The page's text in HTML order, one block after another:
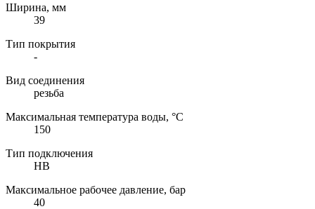
Ширина, мм
39
Тип покрытия
-
Вид соединения
резьба
Максимальная температура воды, °C
150
Тип подключения
НВ
Максимальное рабочее давление, бар
40